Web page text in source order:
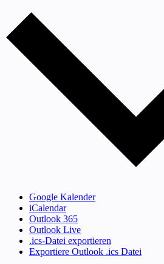
Google Kalender
iCalendar
Outlook 365
Outlook Live
.ics-Datei exportieren
Exportiere Outlook .ics Datei